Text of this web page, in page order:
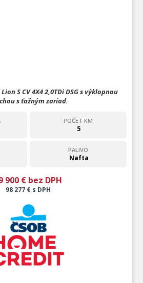
S CV 4X4 2,0TDi DSG s výklopnou
s ťažným zariad.
POČET KM
5
PALIVO
Nafta
900 € bez DPH
98 277 € s DPH